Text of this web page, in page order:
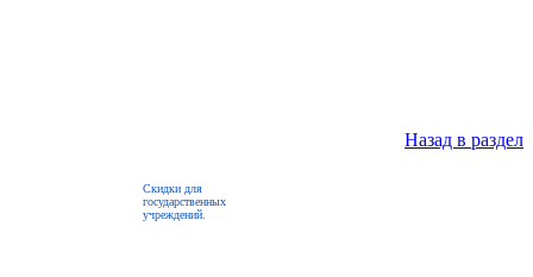
Назад в раздел
Скидки для
государственных
учреждений.